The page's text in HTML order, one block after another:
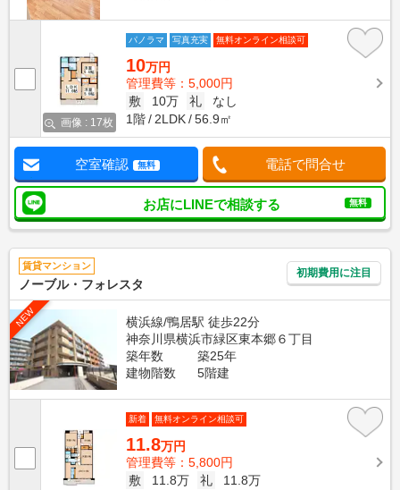
画像 : 17枚
パノラマ 写真充実 無料オンライン相談可
10万円
管理費等：5,000円
敷
10万 礼
なし
1階
2LDK 56.9㎡
空室確認 無料 電話で問合せ
お店にLINEで相談する 無料
賃貸マンション
ノーブル・フォレスタ
初期費用に注目
NEW
横浜線/鴨居駅 徒歩22分
神奈川県横浜市緑区東本郷６丁目
築年数
築25年
建物階数
5階建
新着 無料オンライン相談可
11.8万円
管理費等：5,800円
敷
11.8万 礼 11.8万